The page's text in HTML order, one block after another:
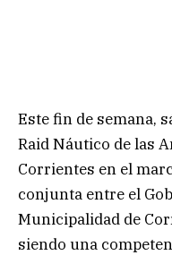
Este fin de semana,
Raid Náutico de las
Corrientes en el
conjunta entre el
Municipalidad de
siendo una